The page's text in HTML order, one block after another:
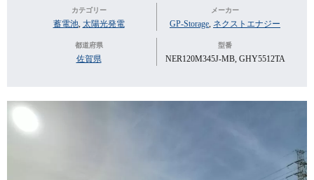
カテゴリー
蓄電池, 太陽光発電
メーカー
GP-Storage ネクストエナジー
都道府県
佐賀県
型番
NER120M345J-MB, GHY5512TA